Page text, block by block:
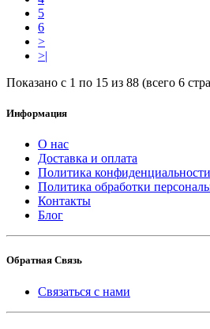
5
6
>
>|
Показано с 1 по 15 из 88 (всего 6
Информация
О нас
Доставка и оплата
Политика конфиденциальности
Политика обработки
Контакты
Блог
Обратная Связь
Связаться с нами